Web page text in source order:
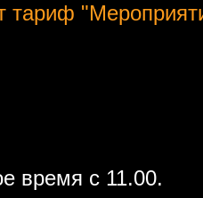
тариф
время с 11.00.